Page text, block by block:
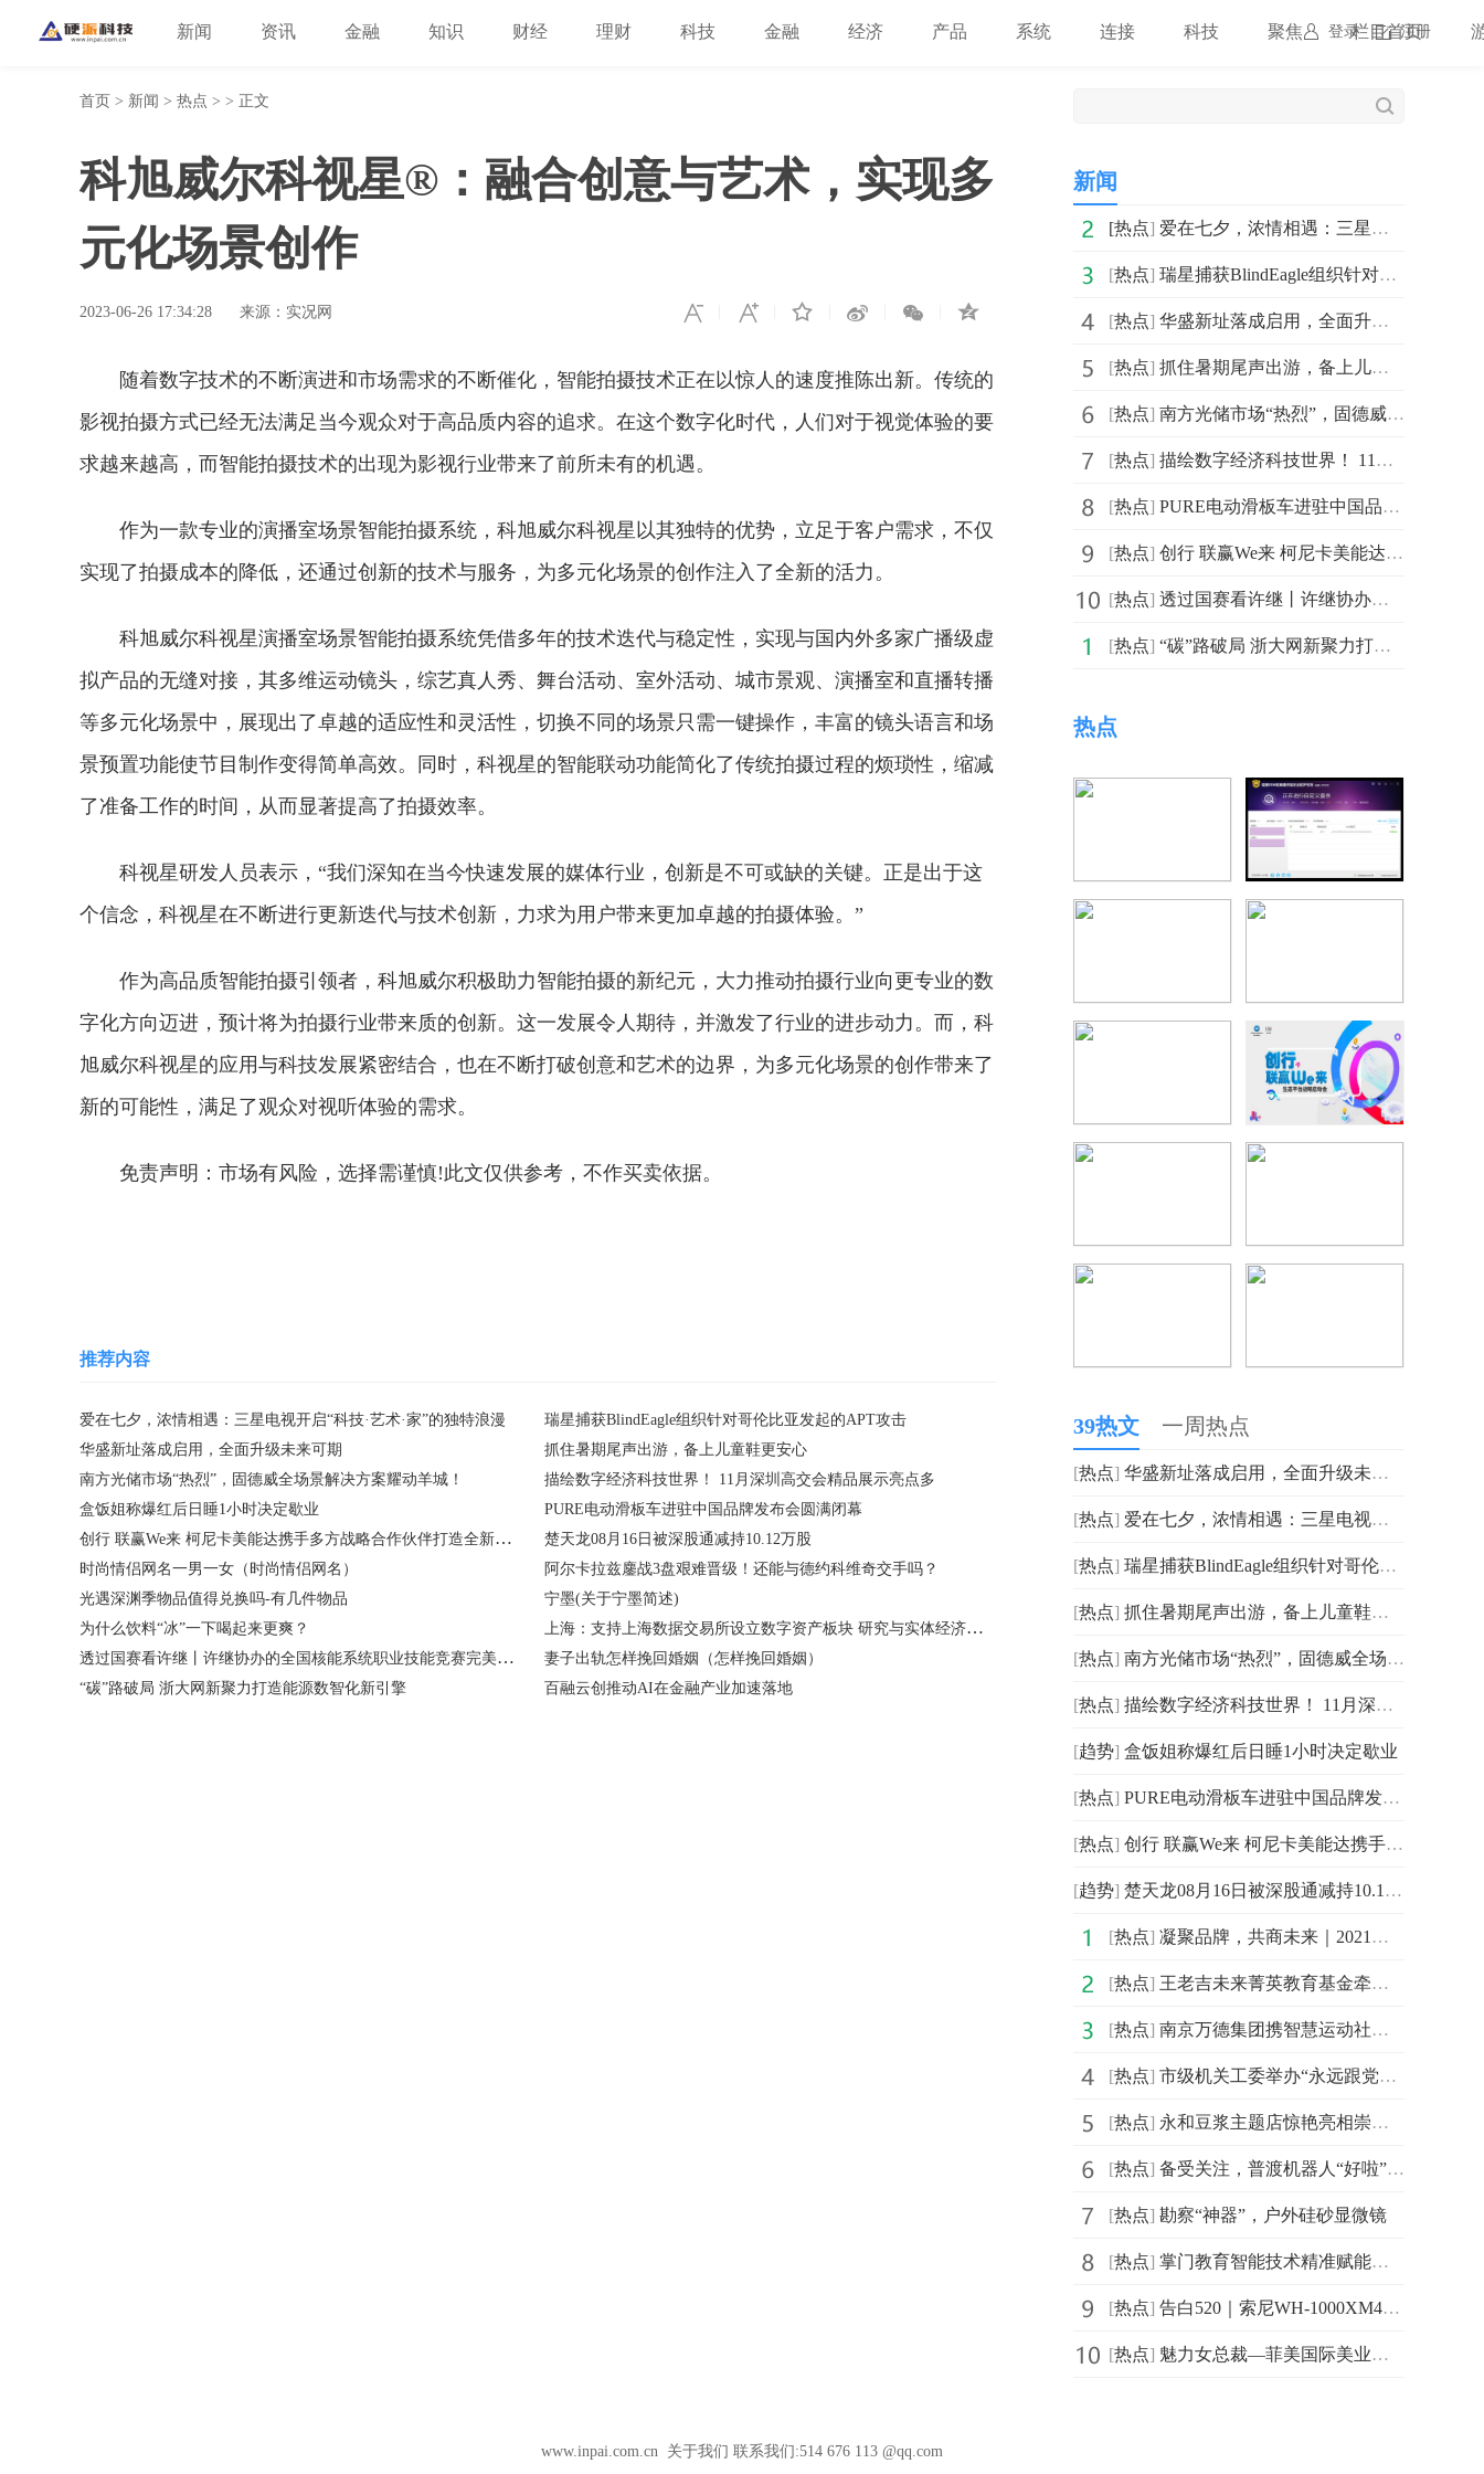
登录 注册
新闻 资讯 金融 知识 财经 理财 科技 金融 经济 产品 系统 连接 科技 聚焦 栏目首页
首页 > 新闻 > 热点 > > 正文
科旭威尔科视星®：融合创意与艺术，实现多
元化场景创作
2023-06-26 17:34:28 来源：实况网
随着数字技术的不断演进和市场需求的不断催化，智能拍摄技术正在以惊人的速度推陈出新。传统的
影视拍摄方式已经无法满足当今观众对于高品质内容的追求。在这个数字化时代，人们对于视觉体验的要
求越来越高，而智能拍摄技术的出现为影视行业带来了前所未有的机遇。
作为一款专业的演播室场景智能拍摄系统，科旭威尔科视星以其独特的优势，立足于客户需求，不仅
实现了拍摄成本的降低，还通过创新的技术与服务，为多元化场景的创作注入了全新的活力。
科旭威尔科视星演播室场景智能拍摄系统凭借多年的技术迭代与稳定性，实现与国内外多家广播级虚
拟产品的无缝对接，其多维运动镜头，综艺真人秀、舞台活动、室外活动、城市景观、演播室和直播转播
等多元化场景中，展现出了卓越的适应性和灵活性，切换不同的场景只需一键操作，丰富的镜头语言和场
景预置功能使节目制作变得简单高效。同时，科视星的智能联动功能简化了传统拍摄过程的烦琐性，缩减
了准备工作的时间，从而显著提高了拍摄效率。
科视星研发人员表示，“我们深知在当今快速发展的媒体行业，创新是不可或缺的关键。正是出于这
个信念，科视星在不断进行更新迭代与技术创新，力求为用户带来更加卓越的拍摄体验。”
作为高品质智能拍摄引领者，科旭威尔积极助力智能拍摄的新纪元，大力推动拍摄行业向更专业的数
字化方向迈进，预计将为拍摄行业带来质的创新。这一发展令人期待，并激发了行业的进步动力。而，科
旭威尔科视星的应用与科技发展紧密结合，也在不断打破创意和艺术的边界，为多元化场景的创作带来了
新的可能性，满足了观众对视听体验的需求。
免责声明：市场有风险，选择需谨慎!此文仅供参考，不作买卖依据。
推荐内容
爱在七夕，浓情相遇：三星电视开启“科技·艺术·家”的独特浪漫
瑞星捕获BlindEagle组织针对哥伦比亚发起的APT攻击
华盛新址落成启用，全面升级未来可期
抓住暑期尾声出游，备上儿童鞋更安心
南方光储市场“热烈”，固德威全场景解决方案耀动羊城！
描绘数字经济科技世界！ 11月深圳高交会精品展示亮点多
盒饭姐称爆红后日睡1小时决定歇业
PURE电动滑板车进驻中国品牌发布会圆满闭幕
创行 联赢We来 柯尼卡美能达携手多方战略合作伙伴打造全新生态平台
楚天龙08月16日被深股通减持10.12万股
时尚情侣网名一男一女（时尚情侣网名）
阿尔卡拉兹鏖战3盘艰难晋级！还能与德约科维奇交手吗？
光遇深渊季物品值得兑换吗-有几件物品
宁墨(关于宁墨简述)
为什么饮料“冰”一下喝起来更爽？
上海：支持上海数据交易所设立数字资产板块 研究与实体经济相结合的数字资产上市发行和流通交易机制
透过国赛看许继丨许继协办的全国核能系统职业技能竞赛完美收官
妻子出轨怎样挽回婚姻（怎样挽回婚姻）
“碳”路破局 浙大网新聚力打造能源数智化新引擎
百融云创推动AI在金融产业加速落地
新闻
[热点] 爱在七夕，浓情相遇：三星电视开启“科技·艺术·家”的
[热点] 瑞星捕获BlindEagle组织针对哥伦比亚发起的APT攻击
[热点] 华盛新址落成启用，全面升级未来可期
[热点] 抓住暑期尾声出游，备上儿童鞋更安心
[热点] 南方光储市场“热烈”，固德威全场景解决方案耀动羊城！
[热点] 描绘数字经济科技世界！ 11月深圳高交会精品展示亮点多
[热点] PURE电动滑板车进驻中国品牌发布会圆满闭幕
[热点] 创行 联赢We来 柯尼卡美能达携手多方战略合作伙伴打造
[热点] 透过国赛看许继丨许继协办的全国核能系统职业技能竞赛完
[热点] “碳”路破局 浙大网新聚力打造能源数智化新引擎
热点
39热文 一周热点
[热点] 华盛新址落成启用，全面升级未来可期
[热点] 爱在七夕，浓情相遇：三星电视开启“科技·艺术·家”的
[热点] 瑞星捕获BlindEagle组织针对哥伦比亚发起的APT攻击
[热点] 抓住暑期尾声出游，备上儿童鞋更安心
[热点] 南方光储市场“热烈”，固德威全场景解决方案耀动羊城！
[热点] 描绘数字经济科技世界！ 11月深圳高交会精品展示亮点多
[趋势] 盒饭姐称爆红后日睡1小时决定歇业
[热点] PURE电动滑板车进驻中国品牌发布会圆满闭幕
[热点] 创行 联赢We来 柯尼卡美能达携手多方战略合作伙伴打造
[趋势] 楚天龙08月16日被深股通减持10.12万股
[热点] 凝聚品牌，共商未来｜2021中国企业品牌建设峰会暨媒体发
[热点] 王老吉未来菁英教育基金牵手汕头大学首设 “刺柠吉奖学
[热点] 南京万德集团携智慧运动社区解决方案精彩亮相2021体博会
[热点] 市级机关工委举办“永远跟党走，建功新时代”庆祝建党百
[热点] 永和豆浆主题店惊艳亮相崇明花博会，成新晋网红打卡地
[热点] 备受关注，普渡机器人“好啦”亮相2021中国连锁餐饮峰会
[热点] 勘察“神器”，户外硅砂显微镜
[热点] 掌门教育智能技术精准赋能个性化教学 品质课程助力信息
[热点] 告白520｜索尼WH-1000XM4头戴降噪耳机静谧白限量版心动发布
[热点] 魅力女总裁—菲美国际美业综合平台创始人，菲菲！
www.inpai.com.cn 关于我们 联系我们:514 676 113 @qq.com